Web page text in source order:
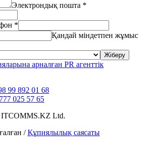
Электрондық пошта *
*
Қандай міндетпен жұмыс
Жіберу
арналған PR агенттік
99 892 01 68
025 57 65
ITCOMMS.KZ Ltd.
/ Құпиялылық саясаты